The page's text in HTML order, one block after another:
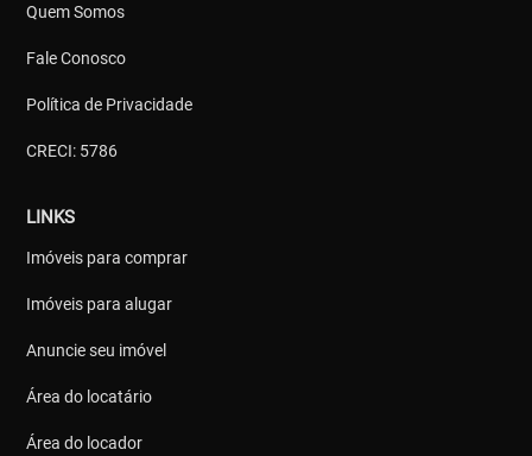
Quem Somos
Fale Conosco
Política de Privacidade
CRECI: 5786
LINKS
Imóveis para comprar
Imóveis para alugar
Anuncie seu imóvel
Área do locatário
Área do locador